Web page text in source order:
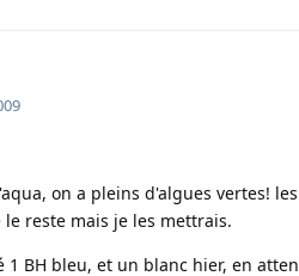
on a pleins d'algues vertes!
reste mais je les mettrais.
1 BH bleu, et un blanc hier, en